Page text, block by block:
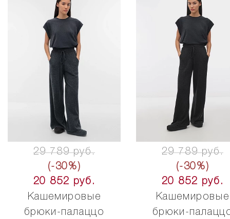
29 789 руб.
(-30%)
20 852 руб.
Кашемировые
брюки-палаццо
29 789 руб.
(-30%)
20 852 руб.
Кашемировые
брюки-